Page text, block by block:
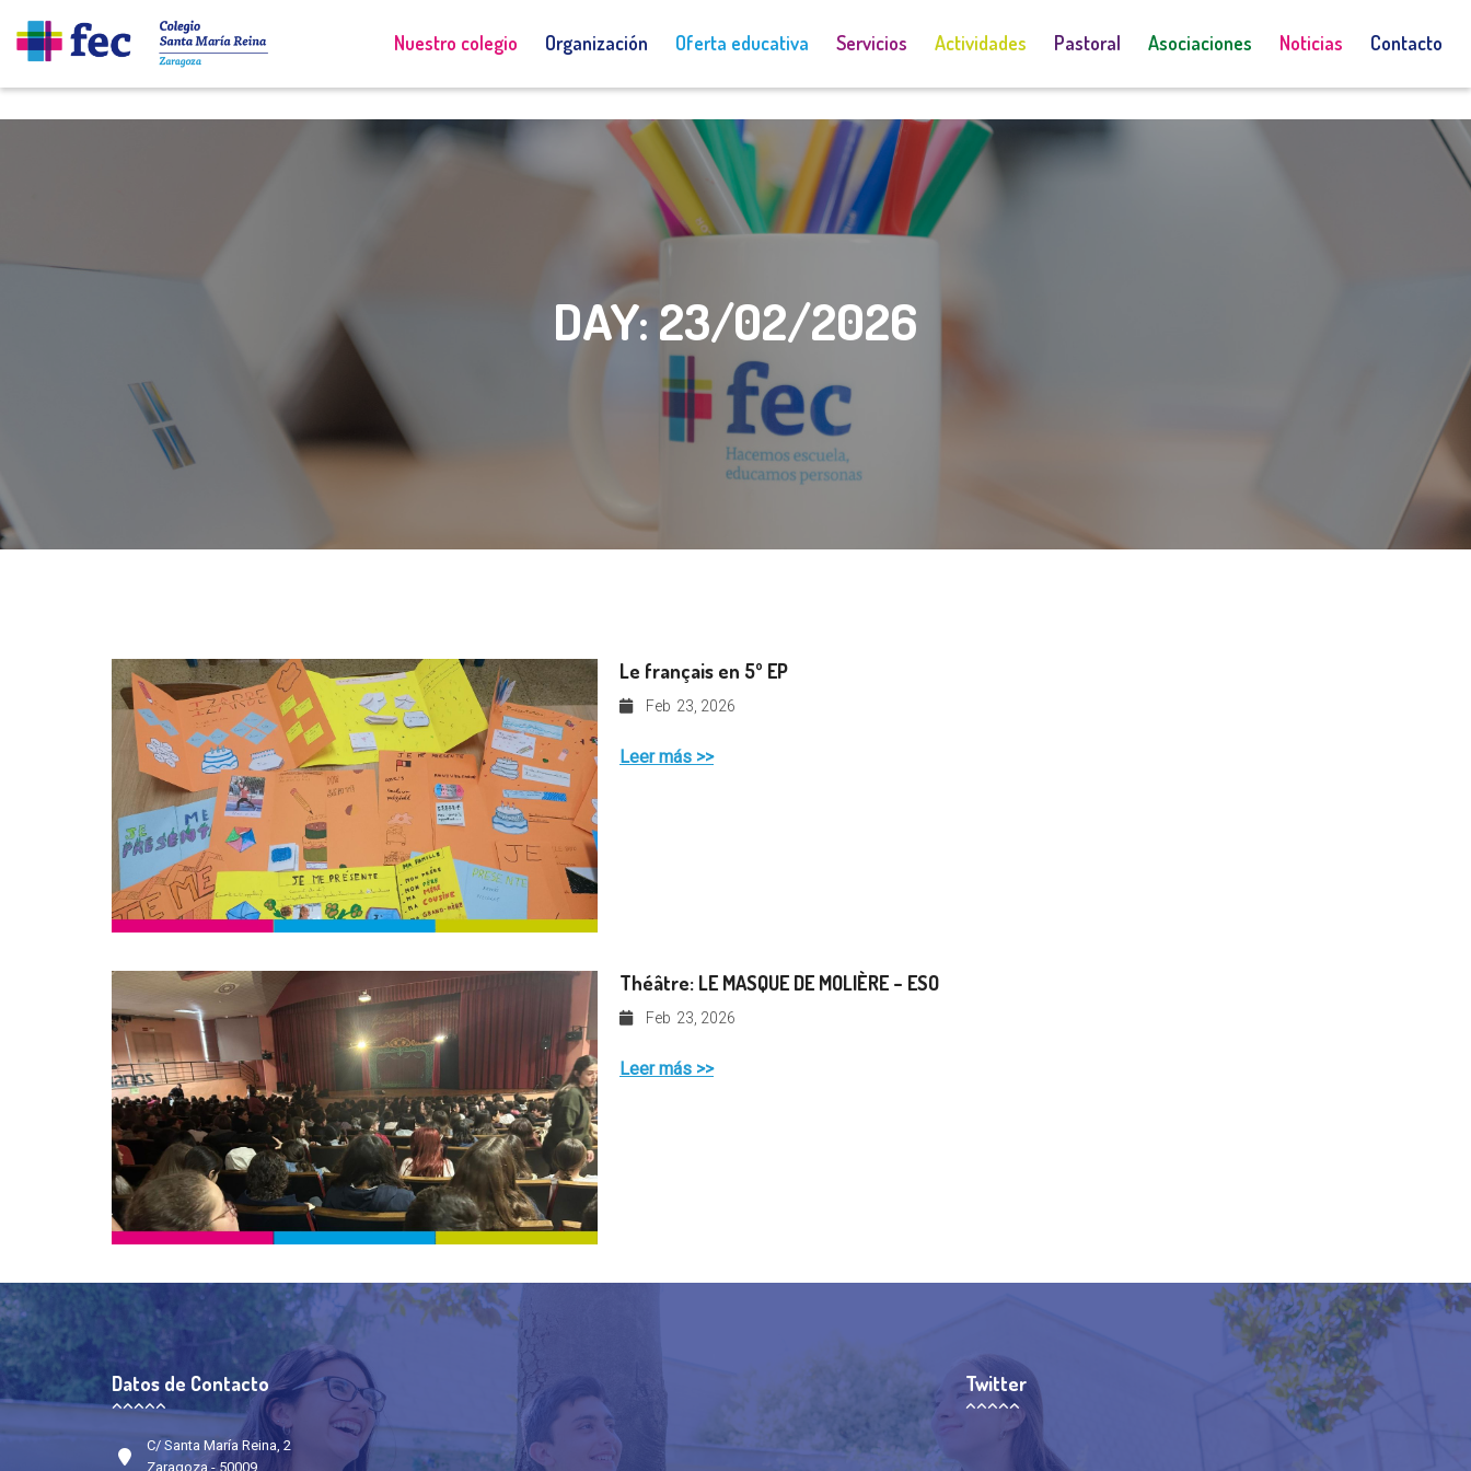
Nuestro colegio Organización Oferta educativa Servicios Actividades Pastoral Asociaciones Noticias Contacto
DAY:23/02/2026
Le français en 5º EP
Feb 23, 2026
Leer más >>
Théâtre: LE MASQUE DE MOLIÈRE – ESO
Feb 23, 2026
Leer más >>
Datos de Contacto
C/ Santa María Reina, 2
Zaragoza - 50009
Twitter